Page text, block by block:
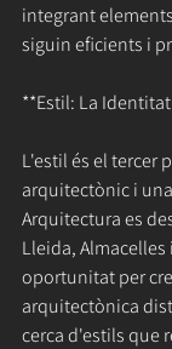
integrant
siguin eficients i
**Estil: La
L'estil és el tercer
arquitectònic i
Arquitectura es
Lleida, Almacelles
oportunitat per
arquitectònica
cerca d'estils que